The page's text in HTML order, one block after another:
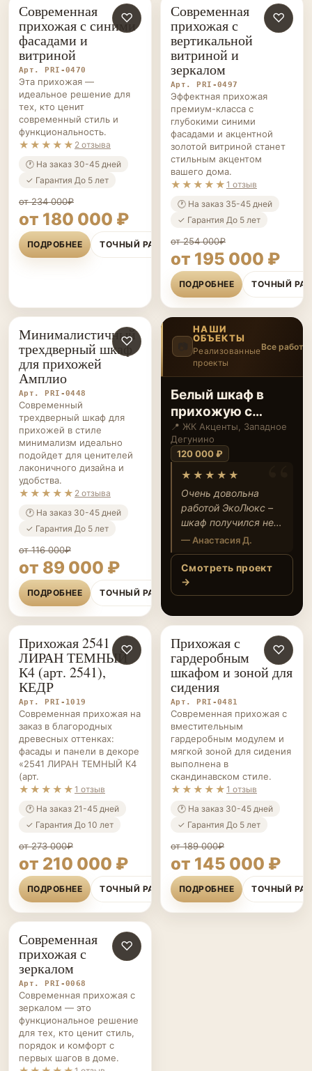
ПРИХОЖИЕ НА ЗАКАЗ
♡
Современная
прихожая с синими
фасадами и
витриной
Арт. PRI-0470
Эта прихожая —
идеальное решение для
тех, кто ценит
современный стиль и
функциональность.
★★★★★ 2 отзыва
🕐 На заказ 30-45 дней
✓ Гарантия До 5 лет
от 234 000₽
от 180 000 ₽
ПОДРОБНЕЕ ТОЧНЫЙ РАСЧЁТ
ПРИХОЖИЕ НА ЗАКАЗ
♡
Современная
прихожая с
вертикальной
витриной и
зеркалом
Арт. PRI-0497
Эффектная прихожая
премиум-класса с
глубокими синими
фасадами и акцентной
золотой витриной станет
стильным акцентом
вашего дома.
★★★★★ 1 отзыв
🕐 На заказ 35-45 дней
✓ Гарантия До 5 лет
от 254 000₽
от 195 000 ₽
ПОДРОБНЕЕ ТОЧНЫЙ
ПРИХОЖИЕ НА ЗАКАЗ
♡
Минималистичный
трехдверный шкаф
для прихожей
Амплио
Арт. PRI-0448
Современный
трехдверный шкаф для
прихожей в стиле
минимализм идеально
подойдет для ценителей
лаконичного дизайна и
удобства.
★★★★★ 2 отзыва
🕐 На заказ 30-45 дней
✓ Гарантия До 5 лет
от 116 000₽
от 89 000 ₽
ПОДРОБНЕЕ ТОЧНЫЙ РАСЧЁТ
НАШИ
ОБЪЕКТЫ
Реализованные
проекты
Все
‹ ›
Встроенный
шкаф в нишу с
распашными
дверями и
латунными
ручками
📍 ЖК Дзен-кварталы,
Новая Москва
180 000 ₽
★★★★★
Очень довольна
новым шкафом от
ЭкоЛюкс! Всё
выполнено строго по
замерам, цвет
идеально подошел
под интерьер, а
вместимость приятно
пользоваться и
выглядит стильно —
рекомендую!
— Ольга С.
Смотреть проект
→
ПРИХОЖИЕ НА ЗАКАЗ
♡
Прихожая 2541
ЛИРАН ТЕМНЫЙ
К4 (арт. 2541),
КЕДР
Арт. PRI-1019
Современная прихожая на
заказ в благородных
древесных оттенках:
фасады и панели в декоре
«2541 ЛИРАН ТЕМНЫЙ К4
(арт.
★★★★★ 1 отзыв
🕐 На заказ 21-45 дней
✓ Гарантия До 10 лет
от 273 000₽
от 210 000 ₽
ПОДРОБНЕЕ ТОЧНЫЙ РАСЧЁТ
ПРИХОЖИЕ НА ЗАКАЗ
♡
Прихожая с
гардеробным
шкафом и зоной для
сидения
Арт. PRI-0481
Современная прихожая с
вместительным
гардеробным модулем и
мягкой зоной для сидения
выполнена в
скандинавском стиле.
★★★★★ 1 отзыв
🕐 На заказ 30-45 дней
✓ Гарантия До 5 лет
от 189 000₽
от 145 000 ₽
ПОДРОБНЕЕ ТОЧНЫЙ
ПРИХОЖИЕ НА ЗАКАЗ
♡
Современная
прихожая с
зеркалом
Арт. PRI-0068
Современная прихожая с
зеркалом — это
функциональное решение
для тех, кто ценит стиль,
порядок и комфорт с
первых шагов в доме.